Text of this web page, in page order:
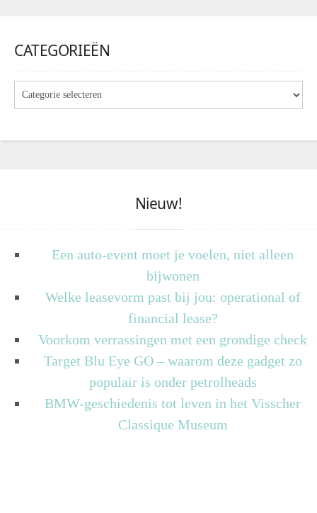
CATEGORIEËN
Nieuw!
Een auto-event moet je voelen, niet alleen
bijwonen
Welke leasevorm past bij jou: operational of
financial lease?
Voorkom verrassingen met een grondige check
Target Blu Eye GO – waarom deze gadget zo
populair is onder petrolheads
BMW-geschiedenis tot leven in het Visscher
Classique Museum